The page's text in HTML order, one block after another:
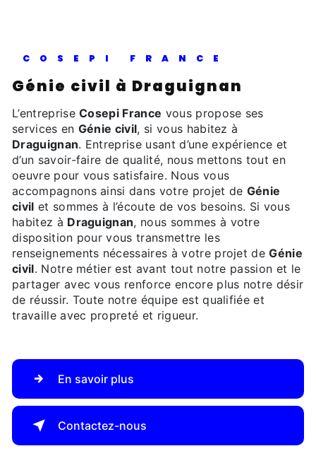
COSEPI FRANCE
Génie civil à Draguignan
L’entrepriseCosepi France vous propose ses
services en Génie civil, si vous habitez à
Draguignan. Entreprise usant d’une expérience et
d’un savoir-faire de qualité, nous mettons tout en
oeuvre pour vous satisfaire. Nous vous
accompagnons ainsi dans votre projet de Génie
civil et sommes à l’écoute de vos besoins. Si vous
habitez à Draguignan, nous sommes à votre
disposition pour vous transmettre les
renseignements nécessaires à votre projet deGénie
civil. Notre métier est avant tout notre passion et le
partager avec vous renforce encore plus notre désir
de réussir. Toute notre équipe est qualifiée et
travaille avec propreté et rigueur.
En savoir plus
Contactez-nous